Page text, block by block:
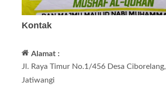
Kontak
Alamat :
Jl. Raya Timur No.1/456 Desa
Jatiwangi